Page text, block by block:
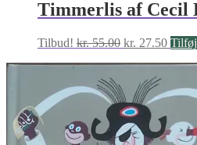
Timmerlis af Cecil
Tilbud! kr.55.00 Den
pris
var:
kr. 55.00.
kr. 27.50Den
pris
kr.